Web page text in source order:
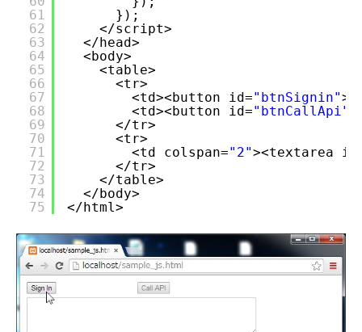
61
62
63
64
65
66
67
68
69
70
71
72
73
74
75
});
</script>
</head>
<body>
<table>
<tr>
<td><button id="btnSignin"
<td><button id="btnCallApi"
</tr>
<tr>
<td colspan="2"><textarea
</tr>
</table>
</body>
</html>